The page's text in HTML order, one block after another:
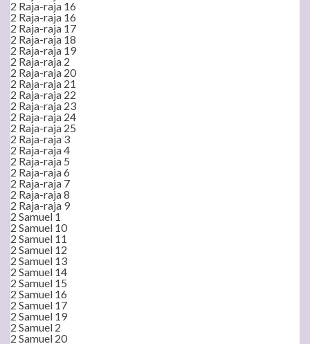
2 Raja-raja 16
2 Raja-raja 16
2 Raja-raja 17
2 Raja-raja 18
2 Raja-raja 19
2 Raja-raja 2
2 Raja-raja 20
2 Raja-raja 21
2 Raja-raja 22
2 Raja-raja 23
2 Raja-raja 24
2 Raja-raja 25
2 Raja-raja 3
2 Raja-raja 4
2 Raja-raja 5
2 Raja-raja 6
2 Raja-raja 7
2 Raja-raja 8
2 Raja-raja 9
2 Samuel 1
2 Samuel 10
2 Samuel 11
2 Samuel 12
2 Samuel 13
2 Samuel 14
2 Samuel 15
2 Samuel 16
2 Samuel 17
2 Samuel 19
2 Samuel 2
2 Samuel 20